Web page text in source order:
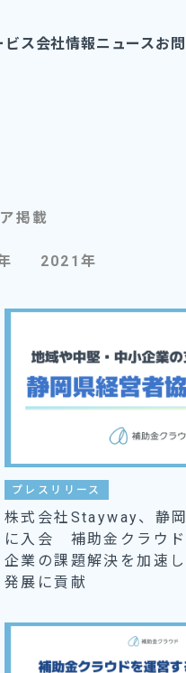
ビス会社情報ニュースお
掲載
2021年
プレスリリース
株式会社Stayway、静
に入会 補助金クラウ
企業の課題解決を加速
発展に貢献